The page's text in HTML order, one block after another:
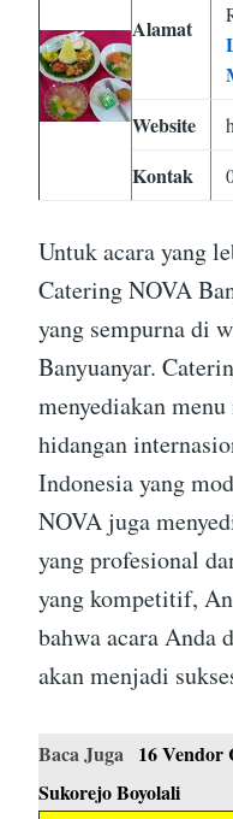
Alamat
Website
Kontak
Untuk acara yang
Catering NOVA
yang sempurna di
Banyuanyar.
menyediakan
hidangan
Indonesia yang
NOVA juga
yang profesional
yang kompetitif,
bahwa acara Anda
akan menjadi
Baca Juga 16 Vendor
Sukorejo Boyolali